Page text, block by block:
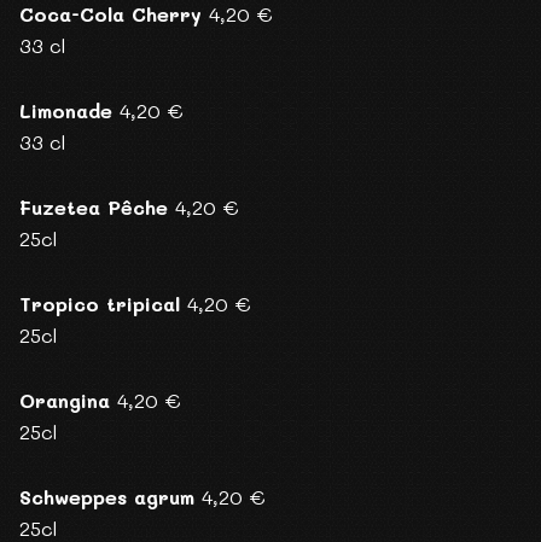
Coca-Cola Cherry 4,20 €
33 cl
Limonade 4,20 €
33 cl
Fuzetea Pêche 4,20 €
25cl
Tropico tripical 4,20 €
25cl
Orangina 4,20 €
25cl
Schweppes agrum 4,20 €
25cl